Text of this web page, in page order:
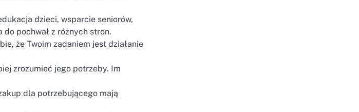
dzieci, wsparcie seniorów,
pochwał z różnych stron.
że Twoim zadaniem jest działanie
zrozumieć jego potrzeby. Im
dla potrzebującego mają